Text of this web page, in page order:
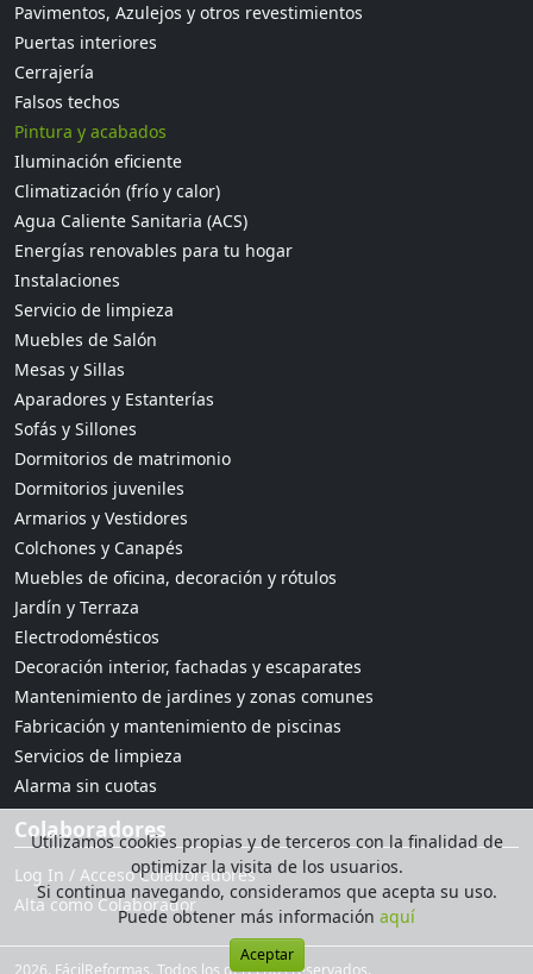
Utilizamos cookies propias y de terceros con la finalidad de
optimizar la visita de los usuarios.
Si continua navegando, consideramos que acepta su uso.
Puede obtener más información aquí
Aceptar
Pavimentos, Azulejos y otros revestimientos
Puertas interiores
Cerrajería
Falsos techos
Pintura y acabados
Iluminación eficiente
Climatización (frío y calor)
Agua Caliente Sanitaria (ACS)
Energías renovables para tu hogar
Instalaciones
Servicio de limpieza
Muebles de Salón
Mesas y Sillas
Aparadores y Estanterías
Sofás y Sillones
Dormitorios de matrimonio
Dormitorios juveniles
Armarios y Vestidores
Colchones y Canapés
Muebles de oficina, decoración y rótulos
Jardín y Terraza
Electrodomésticos
Decoración interior, fachadas y escaparates
Mantenimiento de jardines y zonas comunes
Fabricación y mantenimiento de piscinas
Servicios de limpieza
Alarma sin cuotas
Colaboradores
Log In / Acceso Colaboradores
Alta como Colaborador
2026. FácilReformas. Todos los derechos reservados.